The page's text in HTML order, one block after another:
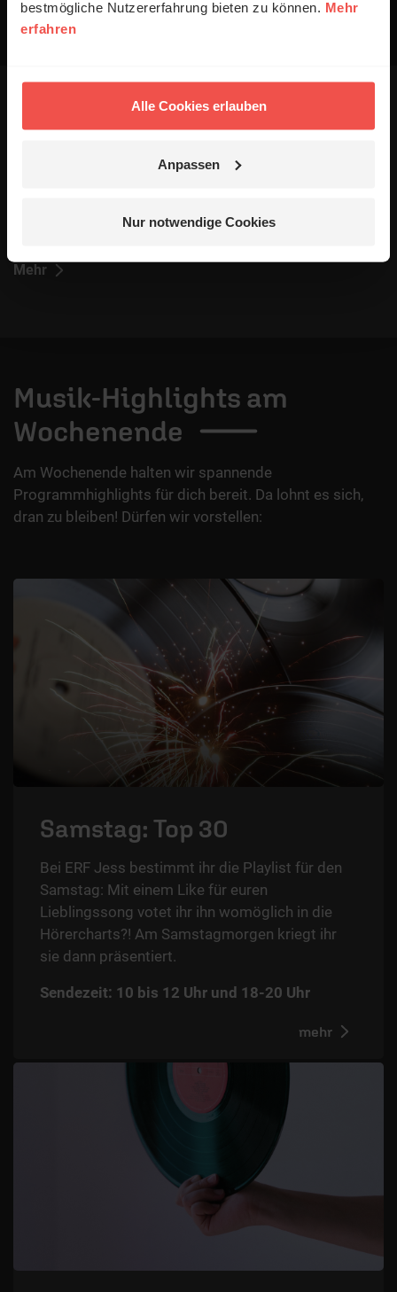
bestmögliche Nutzererfahrung bieten zu können. Mehr
erfahren
Alle Cookies erlauben
Anpassen
Nur notwendige Cookies
Einfachempfangen
Du kannst ERF Jess Radio weltweit über das Internet
empfängst du uns auf der UKW-Frequenz 90,0.
Mehr
Musik-Highlights am
Wochenende
Am Wochenende halten wir spannende
Programmhighlights für dich bereit. Da lohnt es sich,
dran zu bleiben! Dürfen wir vorstellen:
Samstag: Top 30
Bei ERF Jess bestimmt ihr die Playlist für den
Samstag: Mit einem Like für euren
Lieblingssong votet ihr ihn womöglich in die
Hörercharts?! Am Samstagmorgen kriegt ihr
sie dann präsentiert.
Sendezeit: 10 bis 12 Uhr und 18-20 Uhr
mehr